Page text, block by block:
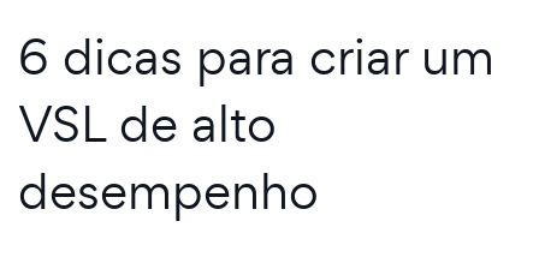
6 dicas para criar um
VSL de alto
desempenho